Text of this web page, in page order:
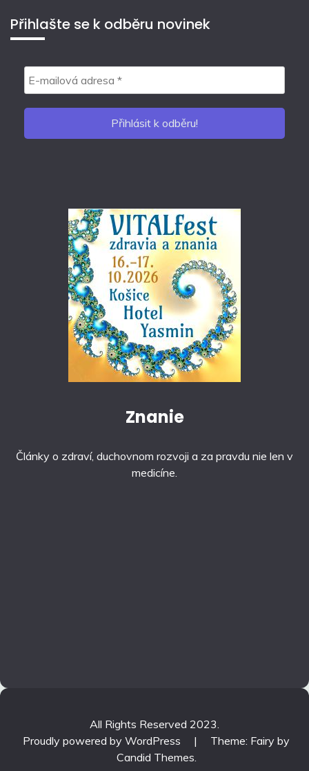
Přihlašte se k odběru novinek
Znanie
Články o zdraví, duchovnom rozvoji a za pravdu nie len v
medicíne.
All Rights Reserved 2023.
Proudly powered by WordPress
|
Theme: Fairy by
Candid Themes